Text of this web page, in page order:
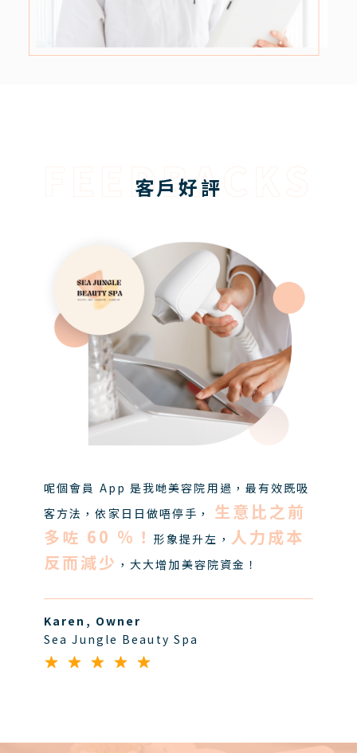
客戶好評
FEEDBACKS
呢個會員 App 是我哋美容院用過，最有效既吸
客方法，依家日日做唔停手， 生意比之前
多咗 60 %！形象提升左， 人力成本
反而減少 ，大大增加美容院資金！
Karen, Owner
Sea Jungle Beauty Spa